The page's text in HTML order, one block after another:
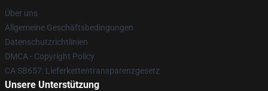
Über uns
Allgemeine Geschäftsbedingungen
Datenschutzrichtlinien
DMCA - Copyright Policy
CA SB657: Lieferkettentransparenzgesetz
Unsere Unterstützung